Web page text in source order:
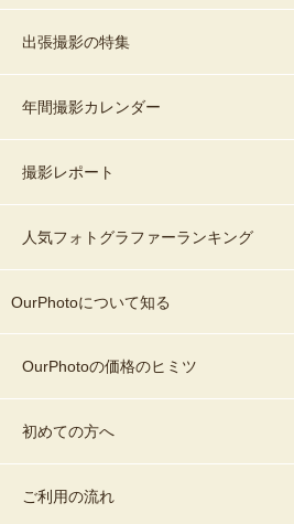
出張撮影の特集
年間撮影カレンダー
撮影レポート
人気フォトグラファーランキング
OurPhotoについて知る
OurPhotoの価格のヒミツ
初めての方へ
ご利用の流れ